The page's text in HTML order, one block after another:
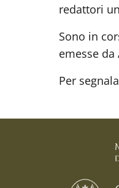
redattori
Sono in
emesse da
Per